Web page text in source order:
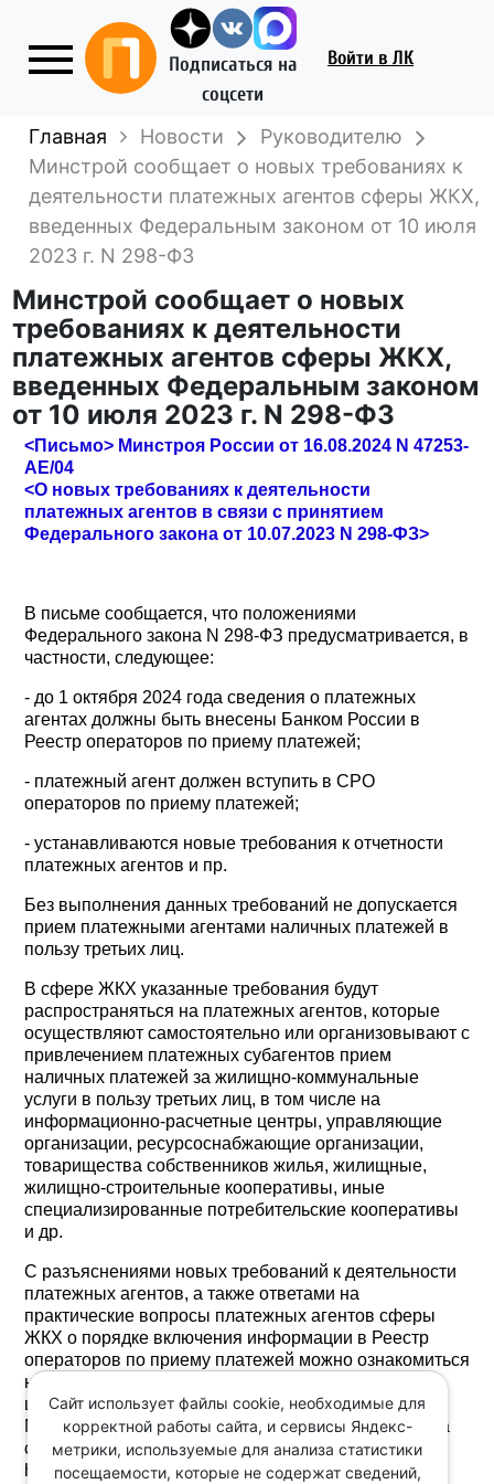
Подписаться на
соцсети
Войти в ЛК
Главная Новости
Руководителю
Минстрой сообщает о новых требованиях к
деятельности платежных агентов сферы ЖКХ,
введенных Федеральным законом от 10 июля
2023 г. N 298-ФЗ
Минстрой сообщает о новых
требованиях к деятельности
платежных агентов сферы ЖКХ,
введенных Федеральным законом
от 10 июля 2023 г. N 298-ФЗ
<Письмо> Минстроя России от 16.08.2024 N 47253-
АЕ/04
<О новых требованиях к деятельности
платежных агентов в связи с принятием
Федерального закона от 10.07.2023 N 298-ФЗ>
В письме сообщается, что положениями
Федерального закона N 298-ФЗ предусматривается, в
частности, следующее:
- до 1 октября 2024 года сведения о платежных
агентах должны быть внесены Банком России в
Реестр операторов по приему платежей;
- платежный агент должен вступить в СРО
операторов по приему платежей;
- устанавливаются новые требования к отчетности
платежных агентов и пр.
Без выполнения данных требований не допускается
прием платежными агентами наличных платежей в
пользу третьих лиц.
В сфере ЖКХ указанные требования будут
распространяться на платежных агентов, которые
осуществляют самостоятельно или организовывают с
привлечением платежных субагентов прием
наличных платежей за жилищно-коммунальные
услуги в пользу третьих лиц, в том числе на
информационно-расчетные центры, управляющие
организации, ресурсоснабжающие организации,
товарищества собственников жилья, жилищные,
жилищно-строительные кооперативы, иные
специализированные потребительские кооперативы
и др.
С разъяснениями новых требований к деятельности
платежных агентов, а также ответами на
практические вопросы платежных агентов сферы
ЖКХ о порядке включения информации в Реестр
операторов по приему платежей можно ознакомиться
на сайте Ассоциации Региональных расчетных
центров в разделе "Текущая деятельность -
Мероприятия" https://ar-rc.ru/work/events/, а также на
сайте Банка России
http://www.cbr.ru/admissionfinmarket/webinars/.
Сайт использует файлы cookie, необходимые для
корректной работы сайта, и сервисы Яндекс-
метрики, используемые для анализа статистики
посещаемости, которые не содержат сведений,